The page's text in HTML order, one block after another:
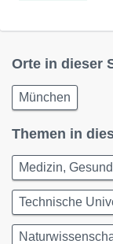
Orte in dieser
München
Themen in
Medizin,
Technische